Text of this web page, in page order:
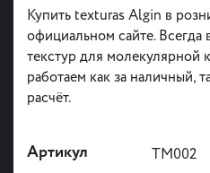
Купить texturas Algin в
официальном сайте.
текстур для молекулярной
работаем как за наличный,
расчёт.
Артикул ТМ002